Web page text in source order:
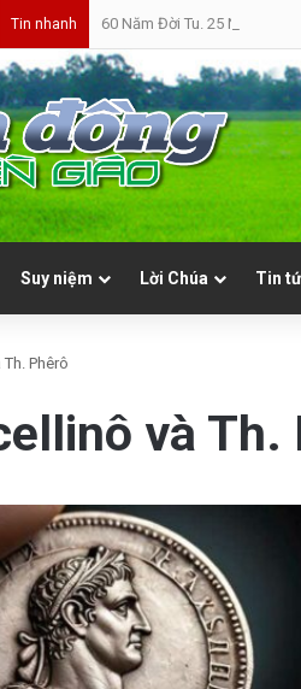
Tin nhanh 60 Năm Đời Tu. 25 Năm Linh
Suy niệm Lời Chúa Tin
Phêrô
và Th.